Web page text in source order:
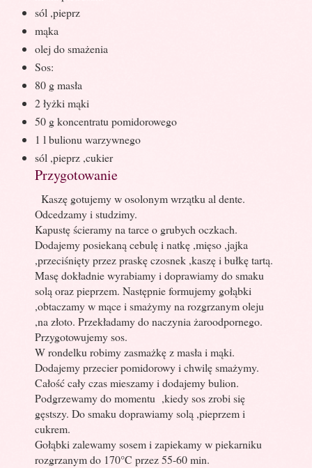
sól ,pieprz
mąka
olej do smażenia
Sos:
80 g masła
2 łyżki mąki
50 g koncentratu pomidorowego
1 l bulionu warzywnego
sól ,pieprz ,cukier
Przygotowanie
Kaszę gotujemy w osolonym wrzątku al dente.
Odcedzamy i studzimy.
Kapustę ścieramy na tarce o grubych oczkach.
Dodajemy posiekaną cebulę i natkę ,mięso ,jajka
,przeciśnięty przez praskę czosnek ,kaszę i bułkę tartą.
Masę dokładnie wyrabiamy i doprawiamy do smaku
solą oraz pieprzem. Następnie formujemy gołąbki
,obtaczamy w mące i smażymy na rozgrzanym oleju
,na złoto. Przekładamy do naczynia żaroodpornego.
Przygotowujemy sos.
W rondelku robimy zasmażkę z masła i mąki.
Dodajemy przecier pomidorowy i chwilę smażymy.
Całość cały czas mieszamy i dodajemy bulion.
Podgrzewamy do momentu ,kiedy sos zrobi się
gęstszy. Do smaku doprawiamy solą ,pieprzem i
cukrem.
Gołąbki zalewamy sosem i zapiekamy w piekarniku
rozgrzanym do 170°C przez 55-60 min.